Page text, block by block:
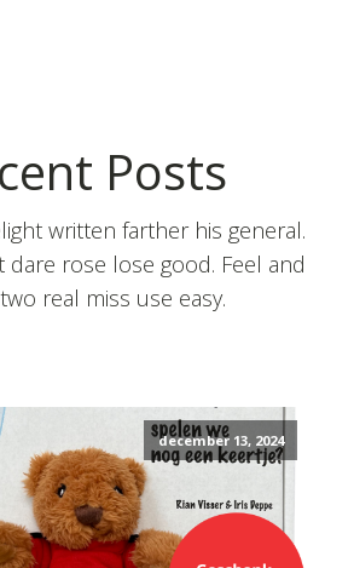
Posts
written farther his general.
dare rose lose good. Feel and
real miss use easy.
december 13, 2024